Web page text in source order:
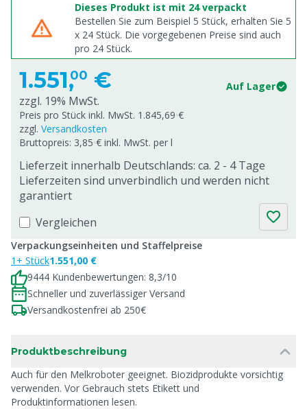
Dieses Produkt ist mit 24 verpackt
Bestellen Sie zum Beispiel 5 Stück, erhalten Sie 5
x 24 Stück. Die vorgegebenen Preise sind auch
pro 24 Stück.
1.551,00 € Auf Lager
zzgl. 19% MwSt.
Preis pro Stück inkl. MwSt. 1.845,69 €
zzgl. Versandkosten
Bruttopreis: 3,85 € inkl. MwSt. per l
Lieferzeit innerhalb Deutschlands: ca. 2 - 4 Tage
Lieferzeiten sind unverbindlich und werden nicht
garantiert
Vergleichen
Verpackungseinheiten und Staffelpreise
1+ Stück1.551,00 €
9444 Kundenbewertungen: 8,3/10
Schneller und zuverlässiger Versand
Versandkostenfrei ab 250€
Produktbeschreibung
Auch für den Melkroboter geeignet. Biozidprodukte vorsichtig
verwenden. Vor Gebrauch stets Etikett und
Produktinformationen lesen.